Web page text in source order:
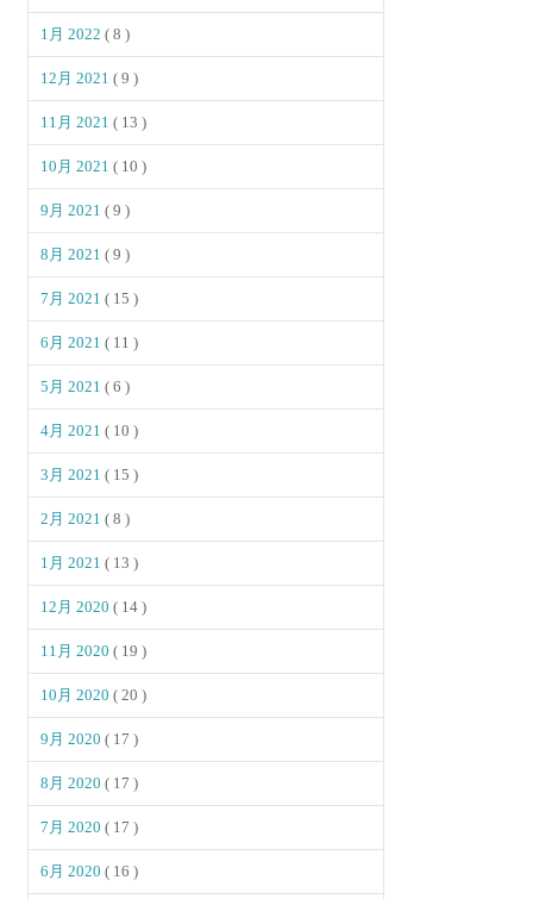
1月 2022( 8 )
12月 2021( 9 )
11月 2021( 13 )
10月 2021( 10 )
9月 2021( 9 )
8月 2021( 9 )
7月 2021( 15 )
6月 2021( 11 )
5月 2021( 6 )
4月 2021( 10 )
3月 2021( 15 )
2月 2021( 8 )
1月 2021( 13 )
12月 2020( 14 )
11月 2020( 19 )
10月 2020( 20 )
9月 2020( 17 )
8月 2020( 17 )
7月 2020( 17 )
6月 2020( 16 )